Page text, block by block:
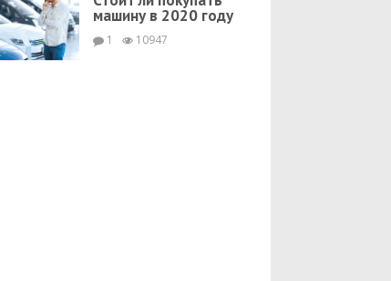
машину в 2020 году
1 10947